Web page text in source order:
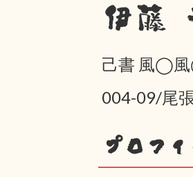
伊藤
己書 風◯
004-09/尾
プロフ